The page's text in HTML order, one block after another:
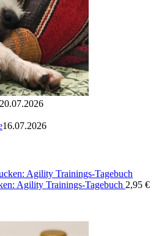
20.07.2026
16.07.2026
Agility Trainings-Tagebuch 2,95 €